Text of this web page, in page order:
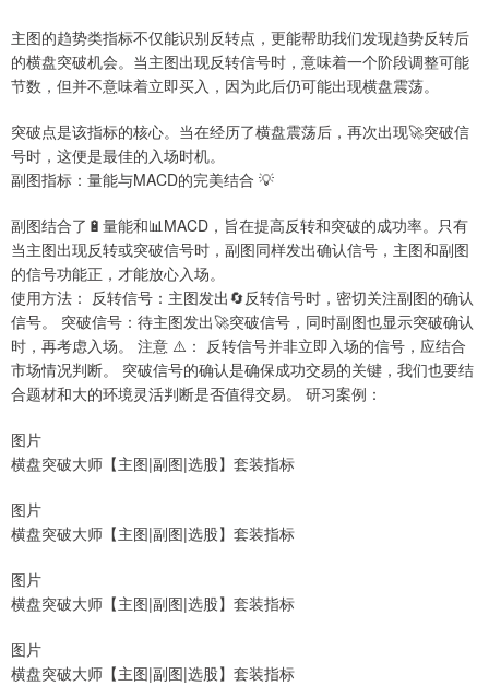
主图的趋势类指标不仅能识别反转点，更能帮助我们发现趋势反转后
的横盘突破机会。当主图出现反转信号时，意味着一个阶段调整可能
节数，但并不意味着立即买入，因为此后仍可能出现横盘震荡。
突破点是该指标的核心。当在经历了横盘震荡后，再次出现🚀突破信
号时，这便是最佳的入场时机。
副图指标：量能与MACD的完美结合 💡
副图结合了🔋量能和📊MACD，旨在提高反转和突破的成功率。只有
当主图出现反转或突破信号时，副图同样发出确认信号，主图和副图
的信号功能正，才能放心入场。
使用方法： 反转信号：主图发出🔄反转信号时，密切关注副图的确认
信号。 突破信号：待主图发出🚀突破信号，同时副图也显示突破确认
时，再考虑入场。 注意 ⚠️： 反转信号并非立即入场的信号，应结合
市场情况判断。 突破信号的确认是确保成功交易的关键，我们也要结
合题材和大的环境灵活判断是否值得交易。 研习案例：
图片
横盘突破大师【主图|副图|选股】套装指标
图片
横盘突破大师【主图|副图|选股】套装指标
图片
横盘突破大师【主图|副图|选股】套装指标
图片
横盘突破大师【主图|副图|选股】套装指标